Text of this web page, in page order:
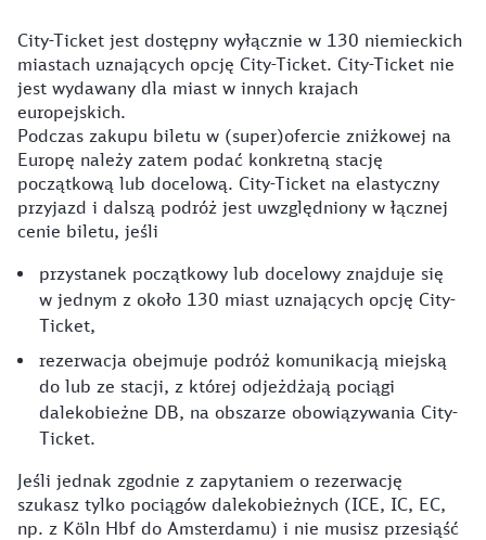
City-Ticket jest dostępny wyłącznie w 130 niemieckich
miastach uznających opcję City-Ticket. City-Ticket nie
jest wydawany dla miast w innych krajach
europejskich.
Podczas zakupu biletu w (super)ofercie zniżkowej na
Europę należy zatem podać konkretną stację
początkową lub docelową. City-Ticket na elastyczny
przyjazd i dalszą podróż jest uwzględniony w łącznej
cenie biletu, jeśli
przystanek początkowy lub docelowy znajduje się
w jednym z około 130 miast uznających opcję City-
Ticket,
rezerwacja obejmuje podróż komunikacją miejską
do lub ze stacji, z której odjeżdżają pociągi
dalekobieżne DB, na obszarze obowiązywania City-
Ticket.
Jeśli jednak zgodnie z zapytaniem o rezerwację
szukasz tylko pociągów dalekobieżnych (ICE, IC, EC,
np. z Köln Hbf do Amsterdamu) i nie musisz przesiąść